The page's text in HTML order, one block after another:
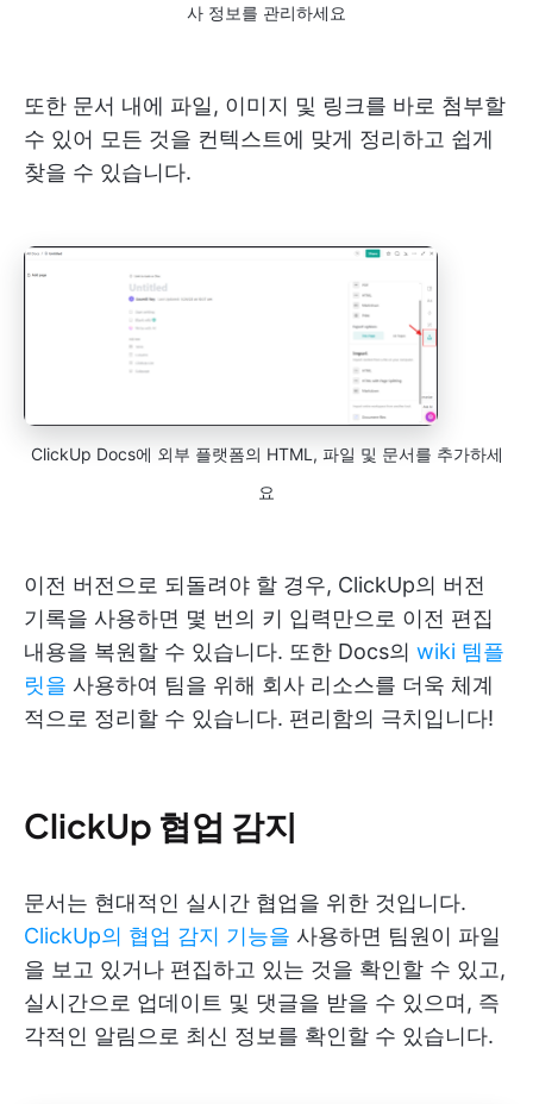
사 정보를 관리하세요
또한 문서 내에 파일, 이미지 및 링크를 바로 첨부할
수 있어 모든 것을 컨텍스트에 맞게 정리하고 쉽게
찾을 수 있습니다.
ClickUp Docs에 외부 플랫폼의 HTML, 파일 및 문서를 추가하세
요
이전 버전으로 되돌려야 할 경우, ClickUp의 버전
기록을 사용하면 몇 번의 키 입력만으로 이전 편집
내용을 복원할 수 있습니다. 또한 Docs의 wiki 템플
릿을 사용하여 팀을 위해 회사 리소스를 더욱 체계
적으로 정리할 수 있습니다. 편리함의 극치입니다!
ClickUp 협업 감지
문서는 현대적인 실시간 협업을 위한 것입니다.
ClickUp의 협업 감지 기능을 사용하면 팀원이 파일
을 보고 있거나 편집하고 있는 것을 확인할 수 있고,
실시간으로 업데이트 및 댓글을 받을 수 있으며, 즉
각적인 알림으로 최신 정보를 확인할 수 있습니다.